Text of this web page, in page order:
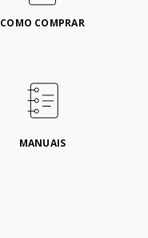
COMO COMPRAR
MANUAIS